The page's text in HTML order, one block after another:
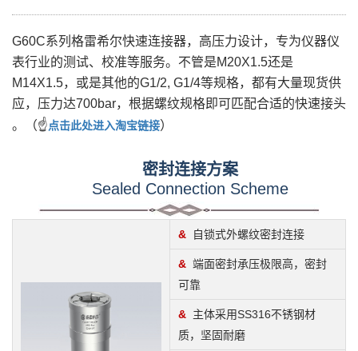
G60C系列格雷希尔快速连接器，高压力设计， 专为仪器仪
表行业的测试、校准等服务。不管是M20X1.5还是
M14X1.5，或是其他的G1/2, G1/4等规格，都有大量现货供
应，压力达700bar，根据螺纹规格即可匹配合适的快速接头
。
（☝点击此处进入淘宝链接）
密封连接方案
Sealed Connection Scheme
& 自锁式外螺纹密封连接
& 端面密封承压极限高，密封
可靠
& 主体采用SS316不锈钢材
质，坚固耐磨